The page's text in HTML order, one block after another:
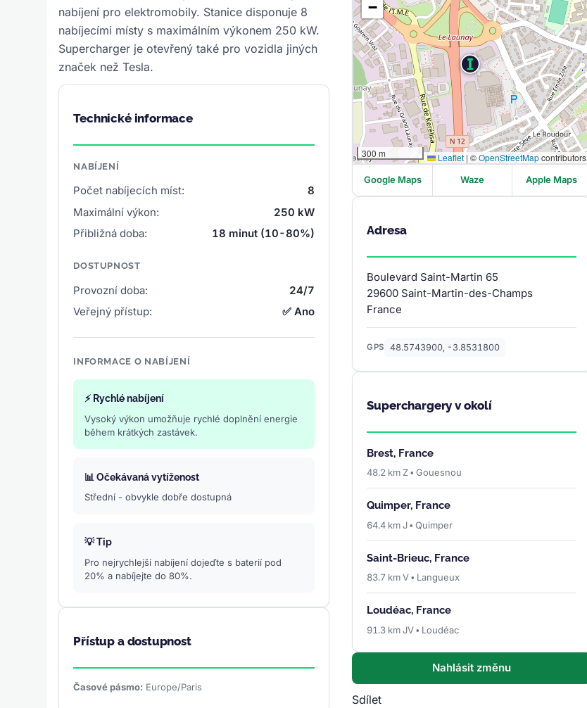
nabíjení pro elektromobily. Stanice disponuje 8
nabíjecími místy s maximálním výkonem 250 kW.
Supercharger je otevřený také pro vozidla jiných
značek než Tesla.
Technické informace
NABÍJENÍ
Počet nabíjecích míst:
8
Maximální výkon:
250 kW
Přibližná doba:
18 minut (10-80%)
DOSTUPNOST
Provozní doba:
24/7
Veřejný přístup:
✅ Ano
INFORMACE O NABÍJENÍ
⚡ Rychlé nabíjení
Vysoký výkon umožňuje rychlé doplnění energie
během krátkých zastávek.
📊 Očekávaná vytíženost
Střední - obvykle dobře dostupná
💡 Tip
Pro nejrychlejší nabíjení dojeďte s baterií pod
20% a nabíjejte do 80%.
Přístup a dostupnost
Časové pásmo: Europe/Paris
−
300 m Leaflet | ©OpenStreetMapcontributors
Google Maps Waze Apple Maps
Adresa
Boulevard Saint-Martin 65
29600 Saint-Martin-des-Champs
France
GPS 48.5743900, -3.8531800
Superchargery v okolí
Brest, France
48.2 km Z • Gouesnou
Quimper, France
64.4 km J • Quimper
Saint-Brieuc, France
83.7 km V • Langueux
Loudéac, France
91.3 km JV • Loudéac
Nahlásit změnu
Sdílet